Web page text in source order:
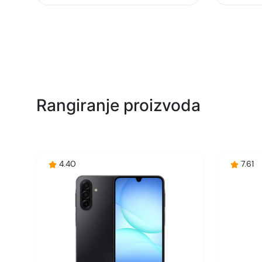
Rangiranje proizvoda
4.40 7.61